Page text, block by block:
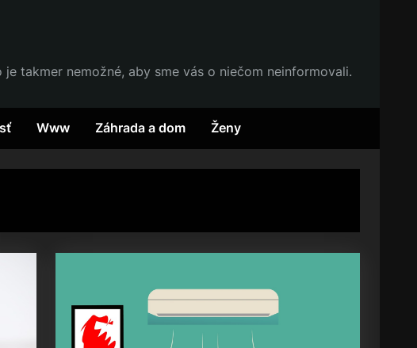
takmer nemožné, aby sme vás o niečom neinformovali.
Www Záhrada a dom Ženy